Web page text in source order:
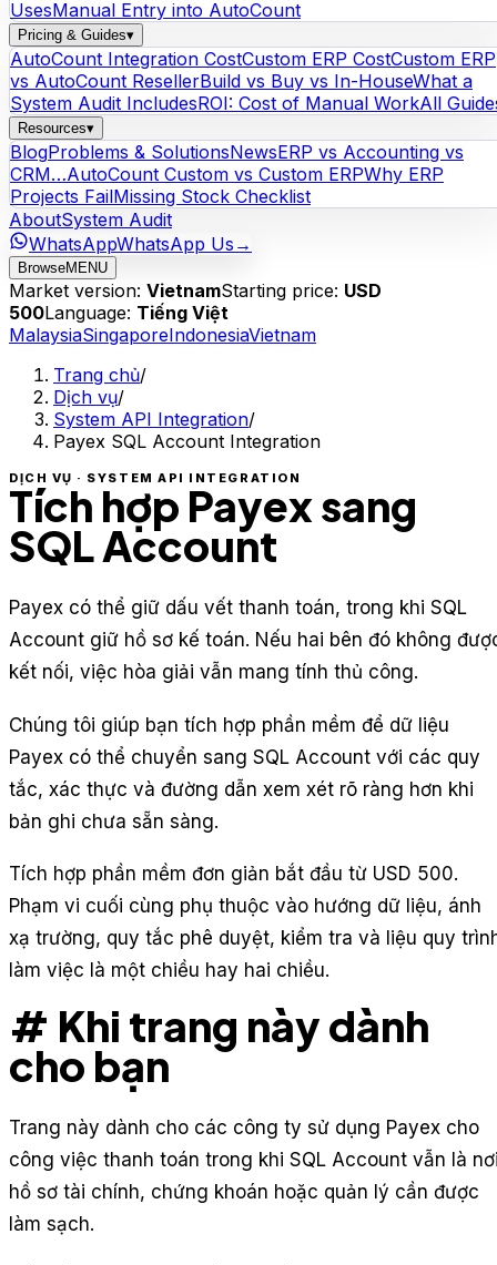
UsesManual Entry into AutoCount
Pricing & Guides▾
AutoCount Integration CostCustom ERP CostCustom ERP
vs AutoCount ResellerBuild vs Buy vs In-HouseWhat a
System Audit IncludesROI: Cost of Manual WorkAll
Resources▾
BlogProblems & SolutionsNewsERP vs Accounting vs
CRM…AutoCount Custom vs Custom ERPWhy ERP
Projects FailMissing Stock Checklist
AboutSystem Audit
WhatsAppWhatsApp Us →
BrowseMENU
Market version: VietnamStarting price: USD
500Language: Tiếng Việt
MalaysiaSingaporeIndonesiaVietnam
Trang chủ/
Dịch vụ/
System API Integration/
Payex SQL Account Integration
DỊCH VỤ · SYSTEM API INTEGRATION
Tích hợp Payex sang
SQL Account
Payex có thể giữ dấu vết thanh toán, trong khi SQL
Account giữ hồ sơ kế toán. Nếu hai bên đó không
kết nối, việc hòa giải vẫn mang tính thủ công.
Chúng tôi giúp bạn tích hợp phần mềm để dữ liệu
Payex có thể chuyển sang SQL Account với các quy
tắc, xác thực và đường dẫn xem xét rõ ràng hơn khi
bản ghi chưa sẵn sàng.
Tích hợp phần mềm đơn giản bắt đầu từ USD 500.
Phạm vi cuối cùng phụ thuộc vào hướng dữ liệu, ánh
xạ trường, quy tắc phê duyệt, kiểm tra và liệu quy
làm việc là một chiều hay hai chiều.
# Khi trang này dành
cho bạn
Trang này dành cho các công ty sử dụng Payex cho
công việc thanh toán trong khi SQL Account vẫn là
hồ sơ tài chính, chứng khoán hoặc quản lý cần được
làm sạch.